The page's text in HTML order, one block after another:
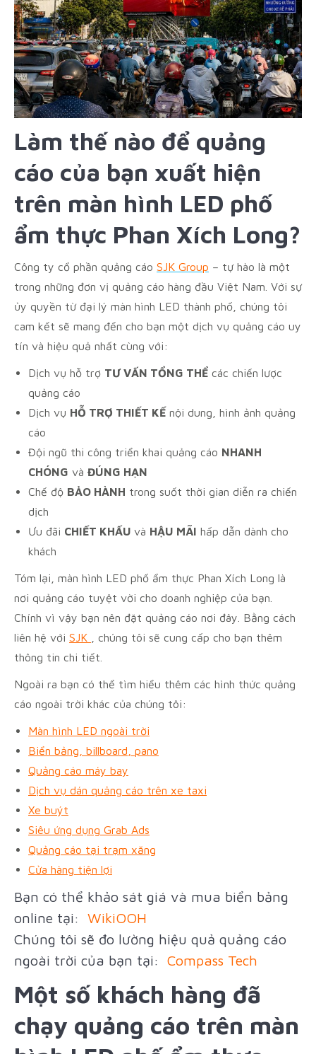
Làm thế nào để quảng
cáo của bạn xuất hiện
trên màn hình LED phố
ẩm thực Phan Xích Long?
Công ty cổ phần quảng cáo SJK Group – tự hào là một
trong những đơn vị quảng cáo hàng đầu Việt Nam. Với sự
ủy quyền từ đại lý màn hình LED thành phố, chúng tôi
cam kết sẽ mang đến cho bạn một dịch vụ quảng cáo uy
tín và hiệu quả nhất cùng với:
Dịch vụ hỗ trợ TƯ VẤN TỔNG THỂ các chiến lược
quảng cáo
Dịch vụ HỖ TRỢ THIẾT KẾ nội dung, hình ảnh quảng
cáo
Đội ngũ thi công triển khai quảng cáo NHANH
CHÓNG và ĐÚNG HẠN
Chế độ BẢO HÀNH trong suốt thời gian diễn ra chiến
dịch
Ưu đãi CHIẾT KHẤU và HẬU MÃI hấp dẫn dành cho
khách
Tóm lại, màn hình LED phố ẩm thực Phan Xích Long là
nơi quảng cáo tuyệt vời cho doanh nghiệp của bạn.
Chính vì vậy bạn nên đặt quảng cáo nơi đây. Bằng cách
liên hệ với SJK
, chúng tôi sẽ cung cấp cho bạn thêm
thông tin chi tiết.
Ngoài ra bạn có thể tìm hiểu thêm các hình thức quảng
cáo ngoài trời khác của chúng tôi:
Màn hình LED ngoài trời
Biển bảng, billboard, pano
Quảng cáo máy bay
Dịch vụ dán quảng cáo trên xe taxi
Xe buýt
Siêu ứng dụng Grab Ads
Quảng cáo tại trạm xăng
Cửa hàng tiện lợi
Bạn có thể khảo sát giá và mua biển bảng
online tại: WikiOOH
Chúng tôi sẽ đo lường hiệu quả quảng cáo
ngoài trời của bạn tại: Compass Tech
Một số khách hàng đã
chạy quảng cáo trên màn